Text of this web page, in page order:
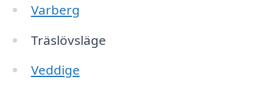
Varberg
Träslövsläge
Veddige